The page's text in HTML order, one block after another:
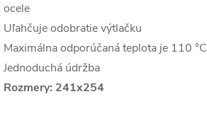
ocele
Uľahčuje odobratie výtlačku
Maximálna odporúčaná teplota je 110 °C
Jednoduchá údržba
Rozmery: 241x254